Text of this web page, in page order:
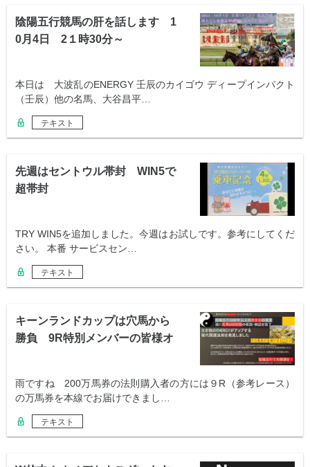
陰陽五行競馬の肝を話します 1
0月4日 2１時30分～
本日は 大波乱のENERGY 壬辰のカイゴウ ディープインパクト
（壬辰）他の名馬、大谷昌平…
テキスト
先週はセントウル帯封 WIN5で
超帯封
TRY WIN5を追加しました。今週はお試しです。参考にしてくだ
さい。 本番 サービスセン…
テキスト
キーンランドカップは穴馬から
勝負 9R特別メンバーの皆様オ
雨ですね 200万馬券の法則購入者の方には９R（参考レース）
の万馬券を本線でお届けできまし…
テキスト